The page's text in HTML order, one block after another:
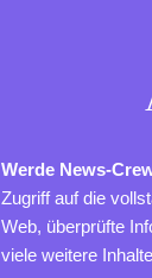
Werde News-
Zugriff auf die
Web, überprüfte
viele weitere